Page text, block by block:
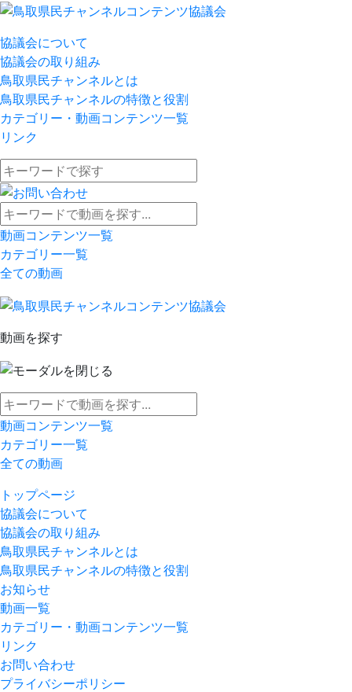
協議会について
協議会の取り組み
鳥取県民チャンネルとは
鳥取県民チャンネルの特徴と役割
カテゴリー・動画コンテンツ一覧
リンク
動画コンテンツ一覧
カテゴリー一覧
全ての動画
動画を探す
動画コンテンツ一覧
カテゴリー一覧
全ての動画
トップページ
協議会について
協議会の取り組み
鳥取県民チャンネルとは
鳥取県民チャンネルの特徴と役割
お知らせ
動画一覧
カテゴリー・動画コンテンツ一覧
リンク
お問い合わせ
プライバシーポリシー